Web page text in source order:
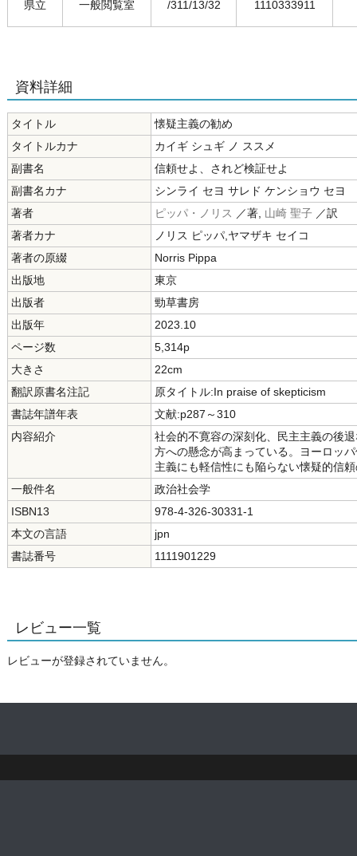
県立 一般閲覧室 /311/13/32 1110333911
資料詳細
タイトル
懐疑主義の勧め
タイトルカナ
カイギ シュギ ノ ススメ
副書名
信頼せよ、されど検証せよ
副書名カナ
シンライ セヨ サレド ケンショウ セヨ
著者
ピッパ・ノリス ／著, 山崎 聖子 ／訳
著者カナ
ノリス ピッパ,ヤマザキ セイコ
著者の原綴
Norris Pippa
出版地
東京
出版者
勁草書房
出版年
2023.10
ページ数
5,314p
大きさ
22cm
翻訳原書名注記
原タイトル:In praise of skepticism
書誌年譜年表
文献:p287～310
内容紹介
社会的不寛容の深刻化、民主主義の後
方への懸念が高まっている。ヨーロッ
主義にも軽信性にも陥らない懐疑的信
一般件名
政治社会学
ISBN13
978-4-326-30331-1
本文の言語
jpn
書誌番号
1111901229
レビュー一覧
レビューが登録されていません。